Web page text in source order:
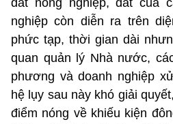
đất nông nghiệp, đất của
nghiệp còn diễn ra trên
phức tạp, thời gian dài
quan quản lý Nhà nước,
phương và doanh nghiệp
hệ lụy sau này khó giải
điểm nóng về khiếu kiện